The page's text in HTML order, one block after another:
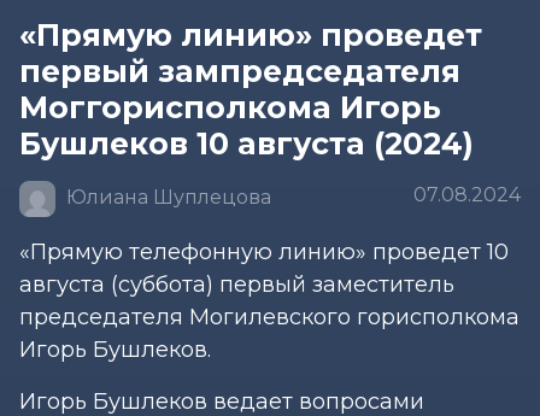
«Прямую линию» проведет
первый зампредседателя
Моггорисполкома Игорь
Бушлеков 10 августа (2024)
Юлиана Шуплецова 07.08.2024
«Прямую телефонную линию» проведет 10
августа (суббота) первый заместитель
председателя Могилевского горисполкома
Игорь Бушлеков.
Игорь Бушлеков ведает вопросами